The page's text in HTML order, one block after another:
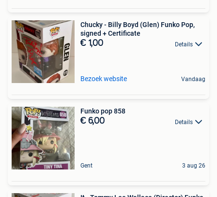
Chucky - Billy Boyd (Glen) Funko Pop,
signed + Certificate
€ 1,00 Details
Bezoek website Vandaag
Funko pop 858
€ 6,00 Details
Gent 3 aug 26